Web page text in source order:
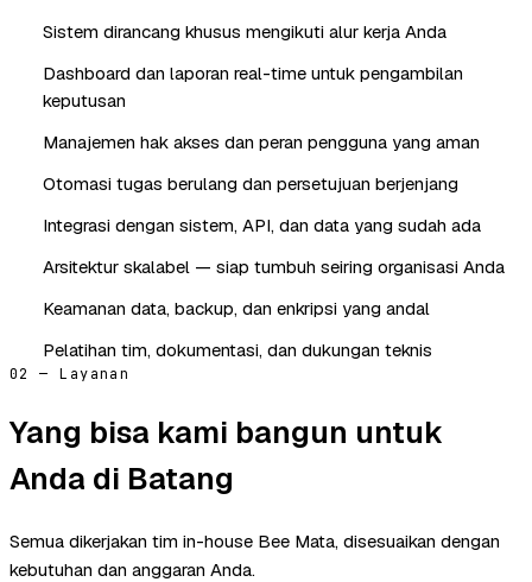
Sistem dirancang khusus mengikuti alur kerja Anda
Dashboard dan laporan real-time untuk pengambilan
keputusan
Manajemen hak akses dan peran pengguna yang aman
Otomasi tugas berulang dan persetujuan berjenjang
Integrasi dengan sistem, API, dan data yang sudah ada
Arsitektur skalabel — siap tumbuh seiring organisasi Anda
Keamanan data, backup, dan enkripsi yang andal
Pelatihan tim, dokumentasi, dan dukungan teknis
02 — Layanan
Yang bisa kami bangun untuk
Anda di Batang
Semua dikerjakan tim in-house Bee Mata, disesuaikan dengan
kebutuhan dan anggaran Anda.